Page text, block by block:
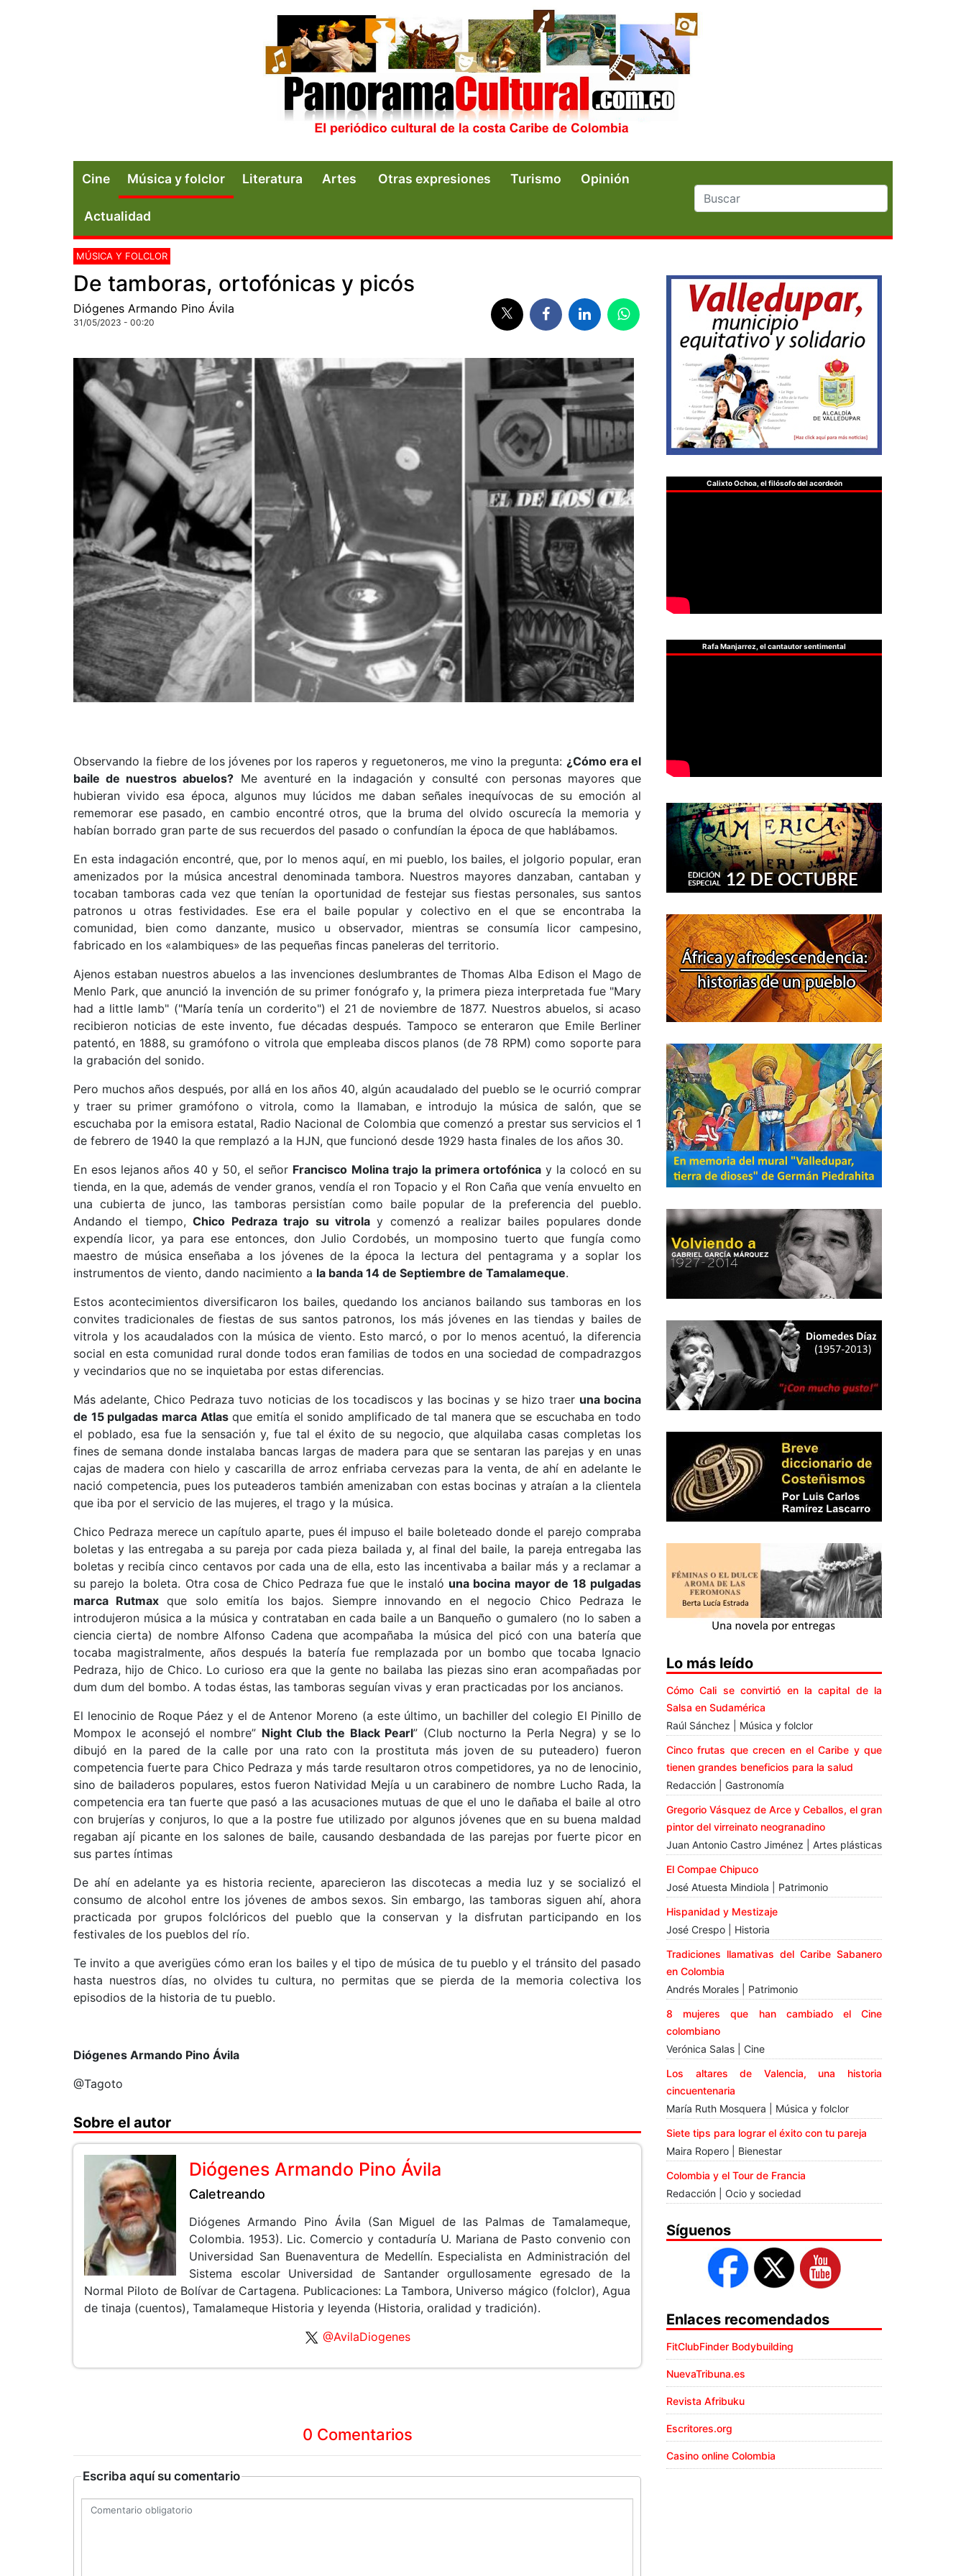
Cine Música y folclor Literatura Artes Otras expresiones Turismo Opinión
Actualidad
MÚSICA Y FOLCLOR
De tamboras, ortofónicas y picós
Diógenes Armando Pino Ávila
31/05/2023 - 00:20
Observando la fiebre de los jóvenes por los raperos y reguetoneros, me vino la pregunta: ¿Cómo era el
baile de nuestros abuelos? Me aventuré en la indagación y consulté con personas mayores que
hubieran vivido esa época, algunos muy lúcidos me daban señales inequívocas de su emoción al
rememorar ese pasado, en cambio encontré otros, que la bruma del olvido oscurecía la memoria y
habían borrado gran parte de sus recuerdos del pasado o confundían la época de que hablábamos.
En esta indagación encontré, que, por lo menos aquí, en mi pueblo, los bailes, el jolgorio popular, eran
amenizados por la música ancestral denominada tambora. Nuestros mayores danzaban, cantaban y
tocaban tamboras cada vez que tenían la oportunidad de festejar sus fiestas personales, sus santos
patronos u otras festividades. Ese era el baile popular y colectivo en el que se encontraba la
comunidad, bien como danzante, musico u observador, mientras se consumía licor campesino,
fabricado en los «alambiques» de las pequeñas fincas paneleras del territorio.
Ajenos estaban nuestros abuelos a las invenciones deslumbrantes de Thomas Alba Edison el Mago de
Menlo Park, que anunció la invención de su primer fonógrafo y, la primera pieza interpretada fue "Mary
had a little lamb" ("María tenía un corderito") el 21 de noviembre de 1877. Nuestros abuelos, si acaso
recibieron noticias de este invento, fue décadas después. Tampoco se enteraron que Emile Berliner
patentó, en 1888, su gramófono o vitrola que empleaba discos planos (de 78 RPM) como soporte para
la grabación del sonido.
Pero muchos años después, por allá en los años 40, algún acaudalado del pueblo se le ocurrió comprar
y traer su primer gramófono o vitrola, como la llamaban, e introdujo la música de salón, que se
escuchaba por la emisora estatal, Radio Nacional de Colombia que comenzó a prestar sus servicios el 1
de febrero de 1940 la que remplazó a la HJN, que funcionó desde 1929 hasta finales de los años 30.
En esos lejanos años 40 y 50, el señor Francisco Molina trajo la primera ortofónicay la colocó en su
tienda, en la que, además de vender granos, vendía el ron Topacio y el Ron Caña que venía envuelto en
una cubierta de junco, las tamboras persistían como baile popular de la preferencia del pueblo.
Andando el tiempo,Chico Pedraza trajo su vitrola y comenzó a realizar bailes populares donde
expendía licor, ya para ese entonces, don Julio Cordobés, un momposino tuerto que fungía como
maestro de música enseñaba a los jóvenes de la época la lectura del pentagrama y a soplar los
instrumentos de viento, dando nacimiento a la banda 14 de Septiembre de Tamalameque.
Estos acontecimientos diversificaron los bailes, quedando los ancianos bailando sus tamboras en los
convites tradicionales de fiestas de sus santos patronos, los más jóvenes en las tiendas y bailes de
vitrola y los acaudalados con la música de viento. Esto marcó, o por lo menos acentuó, la diferencia
social en esta comunidad rural donde todos eran familias de todos en una sociedad de compadrazgos
y vecindarios que no se inquietaba por estas diferencias.
Más adelante, Chico Pedraza tuvo noticias de los tocadiscos y las bocinas y se hizo traer una bocina
de 15 pulgadas marca Atlasque emitía el sonido amplificado de tal manera que se escuchaba en todo
el poblado, esa fue la sensación y, fue tal el éxito de su negocio, que alquilaba casas completas los
fines de semana donde instalaba bancas largas de madera para que se sentaran las parejas y en unas
cajas de madera con hielo y cascarilla de arroz enfriaba cervezas para la venta, de ahí en adelante le
nació competencia, pues los puteaderos también amenizaban con estas bocinas y atraían a la clientela
que iba por el servicio de las mujeres, el trago y la música.
Chico Pedraza merece un capítulo aparte, pues él impuso el baile boleteado donde el parejo compraba
boletas y las entregaba a su pareja por cada pieza bailada y, al final del baile, la pareja entregaba las
boletas y recibía cinco centavos por cada una de ella, esto las incentivaba a bailar más y a reclamar a
su parejo la boleta. Otra cosa de Chico Pedraza fue que le instaló una bocina mayor de 18 pulgadas
marca Rutmax que solo emitía los bajos. Siempre innovando en el negocio Chico Pedraza le
introdujeron música a la música y contrataban en cada baile a un Banqueño o gumalero (no lo saben a
ciencia cierta) de nombre Alfonso Cadena que acompañaba la música del picó con una batería que
tocaba magistralmente, años después la batería fue remplazada por un bombo que tocaba Ignacio
Pedraza, hijo de Chico. Lo curioso era que la gente no bailaba las piezas sino eran acompañadas por
dum dum del bombo. A todas éstas, las tamboras seguían vivas y eran practicadas por los ancianos.
El lenocinio de Roque Páez y el de Antenor Moreno (a este último, un bachiller del colegio El Pinillo de
Mompox le aconsejó el nombre” Night Club the Black Pearl” (Club nocturno la Perla Negra) y se lo
dibujó en la pared de la calle por una rato con la prostituta más joven de su puteadero) fueron
competencia fuerte para Chico Pedraza y más tarde resultaron otros competidores, ya no de lenocinio,
sino de bailaderos populares, estos fueron Natividad Mejía u un carabinero de nombre Lucho Rada, la
competencia era tan fuerte que pasó a las acusaciones mutuas de que el uno le dañaba el baile al otro
con brujerías y conjuros, lo que a la postre fue utilizado por algunos jóvenes que en su buena maldad
regaban ají picante en los salones de baile, causando desbandada de las parejas por fuerte picor en
sus partes íntimas
De ahí en adelante ya es historia reciente, aparecieron las discotecas a media luz y se socializó el
consumo de alcohol entre los jóvenes de ambos sexos. Sin embargo, las tamboras siguen ahí, ahora
practicada por grupos folclóricos del pueblo que la conservan y la disfrutan participando en los
festivales de los pueblos del río.
Te invito a que averigües cómo eran los bailes y el tipo de música de tu pueblo y el tránsito del pasado
hasta nuestros días, no olvides tu cultura, no permitas que se pierda de la memoria colectiva los
episodios de la historia de tu pueblo.
Diógenes Armando Pino Ávila
@Tagoto
Sobre el autor
Diógenes Armando Pino Ávila
Caletreando
Diógenes Armando Pino Ávila (San Miguel de las Palmas de Tamalameque,
Colombia. 1953). Lic. Comercio y contaduría U. Mariana de Pasto convenio con
Universidad San Buenaventura de Medellín. Especialista en Administración del
Sistema escolar Universidad de Santander orgullosamente egresado de la
Normal Piloto de Bolívar de Cartagena. Publicaciones: La Tambora, Universo mágico (folclor), Agua
de tinaja (cuentos), Tamalameque Historia y leyenda (Historia, oralidad y tradición).
@AvilaDiogenes
0 Comentarios
Escriba aquí su comentario
Calixto Ochoa, el filósofo del acordeón
Rafa Manjarrez, el cantautor sentimental
Lo más leído
Cómo Cali se convirtió en la capital de la
Salsa en Sudamérica
Raúl Sánchez | Música y folclor
Cinco frutas que crecen en el Caribe y que
tienen grandes beneficios para la salud
Redacción | Gastronomía
Gregorio Vásquez de Arce y Ceballos, el gran
pintor del virreinato neogranadino
Juan Antonio Castro Jiménez | Artes plásticas
El Compae Chipuco
José Atuesta Mindiola | Patrimonio
Hispanidad y Mestizaje
José Crespo | Historia
Tradiciones llamativas del Caribe Sabanero
en Colombia
Andrés Morales | Patrimonio
8 mujeres que han cambiado el Cine
colombiano
Verónica Salas | Cine
Los altares de Valencia, una historia
cincuentenaria
María Ruth Mosquera | Música y folclor
Siete tips para lograr el éxito con tu pareja
Maira Ropero | Bienestar
Colombia y el Tour de Francia
Redacción | Ocio y sociedad
Síguenos
Enlaces recomendados
FitClubFinder Bodybuilding
NuevaTribuna.es
Revista Afribuku
Escritores.org
Casino online Colombia